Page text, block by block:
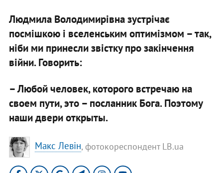
Людмила Володимирівна зустрічає
посмішкою і вселенським оптимізмом – так,
ніби ми принесли звістку про закінчення
війни. Говорить:
– Любой человек, которого встречаю на
своем пути, это – посланник Бога. Поэтому
наши двери открыты.
​Макс Левін, фотокореспондент LB.ua